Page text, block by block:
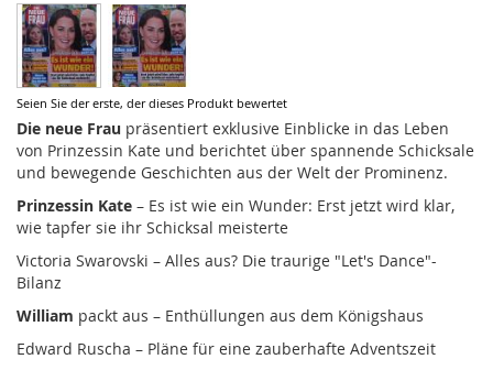
Seien Sie der erste, der dieses Produkt bewertet
Die neue Frau präsentiert exklusive Einblicke in das Leben
von Prinzessin Kate und berichtet über spannende Schicksale
und bewegende Geschichten aus der Welt der Prominenz.
Prinzessin Kate – Es ist wie ein Wunder: Erst jetzt wird klar,
wie tapfer sie ihr Schicksal meisterte
Victoria Swarovski – Alles aus? Die traurige "Let's Dance"-
Bilanz
William packt aus – Enthüllungen aus dem Königshaus
Edward Ruscha – Pläne für eine zauberhafte Adventszeit
Zum
Anfang
der
Bildergalerie